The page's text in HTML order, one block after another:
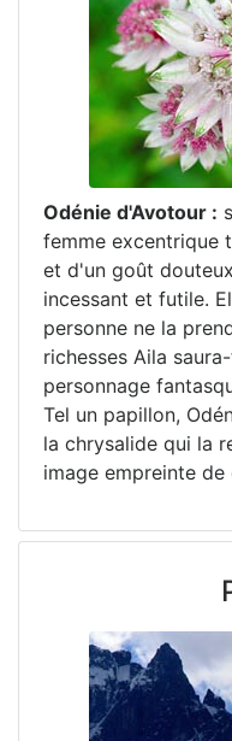
Odénie d'Avotour :
femme excentrique
et d'un goût
incessant et futile.
personne ne la
richesses Aila
personnage
Tel un papillon,
la chrysalide qui la
image empreinte